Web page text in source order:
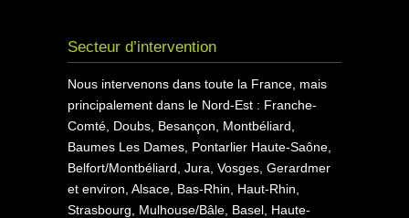
Secteur d’intervention
Nous intervenons dans toute la France, mais
principalement dans le Nord-Est : Franche-
Comté, Doubs, Besançon, Montbéliard,
Baumes Les Dames, Pontarlier Haute-Saône,
Belfort/Montbéliard, Jura, Vosges, Gerardmer
et environ, Alsace, Bas-Rhin, Haut-Rhin,
Strasbourg, Mulhouse/Bâle, Basel, Haute-